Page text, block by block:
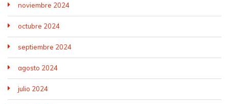
noviembre 2024
octubre 2024
septiembre 2024
agosto 2024
julio 2024